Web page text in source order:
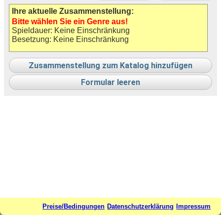
Preise/Bedingungen Datenschutzerklärung Impressum
Ihre aktuelle Zusammenstellung:
Bitte wählen Sie ein Genre aus!
Spieldauer: Keine Einschränkung
Besetzung: Keine Einschränkung
Zusammenstellung zum Katalog hinzufügen
Formular leeren